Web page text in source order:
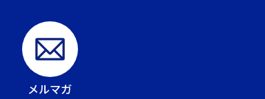
メルマガ